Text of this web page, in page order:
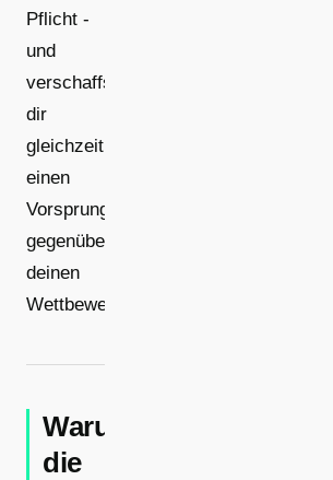
Pflicht -
und
verschaffst
dir
gleichzeitig
einen
Vorsprung
gegenüber
deinen
Wettbewerbern.
Warum
die